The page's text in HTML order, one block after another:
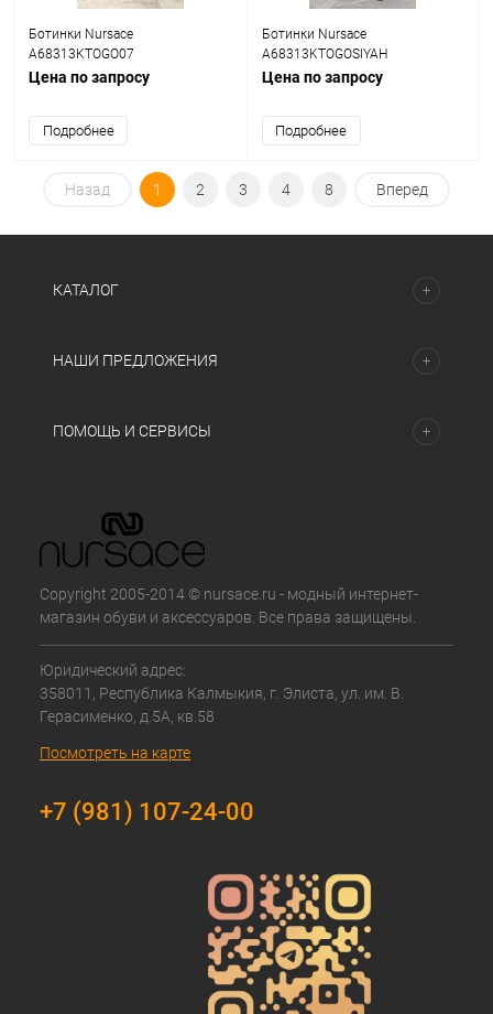
Ботинки Nursace
A68313KTOGO07
Цена по запросу
Подробнее
Ботинки Nursace
A68313KTOGOSIYAH
Цена по запросу
Подробнее
Назад 1 2 3 4 8 Вперед
КАТАЛОГ
НАШИ ПРЕДЛОЖЕНИЯ
ПОМОЩЬ И СЕРВИСЫ
Copyright 2005-2014 © nursace.ru - модный интернет-
магазин обуви и аксессуаров. Все права защищены.
Юридический адрес:
358011, Республика Калмыкия, г. Элиста, ул. им. В.
Герасименко, д.5А, кв.58
Посмотреть на карте
+7 (981) 107-24-00